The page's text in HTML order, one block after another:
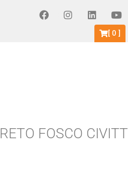
[0 ]
FOSCO CIVITT